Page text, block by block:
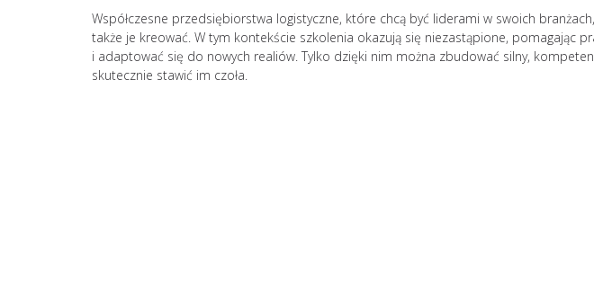
Współczesne przedsiębiorstwa logistyczne, które chcą być liderami w swoich
także je kreować. W tym kontekście szkolenia okazują się niezastąpione, pomagając
i adaptować się do nowych realiów. Tylko dzięki nim można zbudować silny,
skutecznie stawić im czoła.